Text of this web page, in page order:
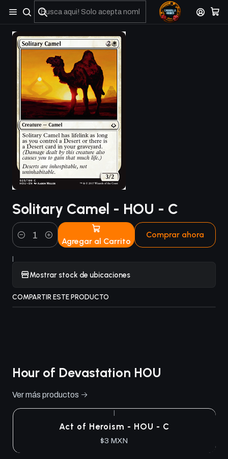
No olviden reportar sus depositos y transferencias por Whatsapp
Solitary Camel - HOU - C
Cantidad Agregar al Carrito
Comprar ahora
|
Mostrar stock de ubicaciones
COMPARTIR ESTE PRODUCTO
Hour of Devastation HOU
Ver más productos
Act of Heroism - HOU - C
$3 MXN